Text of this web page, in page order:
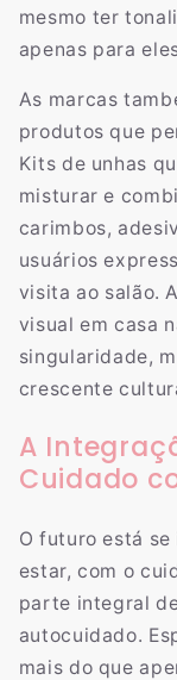
mesmo ter
apenas para
As marcas
produtos que
Kits de unhas
misturar e
carimbos,
usuários
visita ao salão.
visual em casa
singularidade,
crescente
A
Cuidado
O futuro está
estar, com o
parte integral
autocuidado.
mais do que